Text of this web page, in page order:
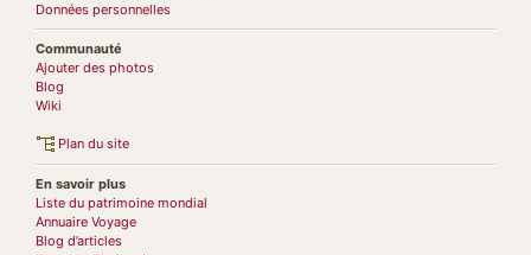
Données personnelles
Communauté
Ajouter des photos
Blog
Wiki
Plan du site
En savoir plus
Liste du patrimoine mondial
Annuaire Voyage
Blog d’articles